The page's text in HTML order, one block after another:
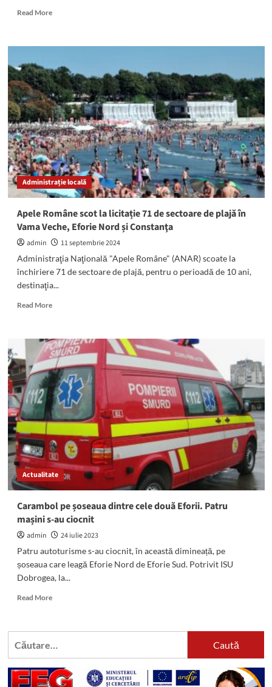
Read MoreRead
Elevii
Gimanziale
nr.
1
din
Eforie
Nord,
alături
de
polițiști,
în
„Săptămâna
Şcoala
Administrație locală
Apele Române scot la licitație 71 de sectoare de plajă în
Vama Veche, Eforie Nord și Constanţa
admin
11 septembrie 2024
Administraţia Naţională "Apele Române" (ANAR) scoate la
închiriere 71 de sectoare de plajă, pentru o perioadă de 10 ani,
destinaţia...
Read MoreRead
Apele
Române
scot
la
licitație
71
de
sectoare
plajă
în
Vama
Veche,
Eforie
și
Constanţa
Actualitate
Carambol pe șoseaua dintre cele două Eforii. Patru
mașini s-au ciocnit
admin
24 iulie 2023
Patru autoturisme s-au ciocnit, în această dimineață, pe
șoseaua care leagă Eforie Nord de Eforie Sud. Potrivit ISU
Dobrogea, la...
Read MoreRead
Carambol
cele
Caută